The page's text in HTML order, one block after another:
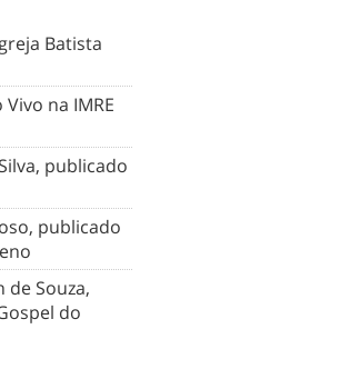
Batista
na IMRE
publicado
publicado
de Souza,
do